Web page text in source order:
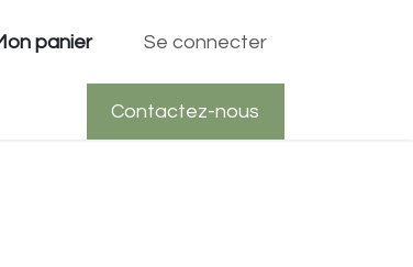
panier Se connecter
Contactez-nous